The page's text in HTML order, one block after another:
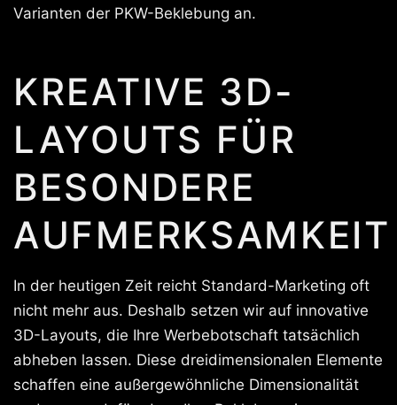
Varianten der PKW-Beklebung an.
KREATIVE 3D-
LAYOUTS FÜR
BESONDERE
AUFMERKSAMKEIT
In der heutigen Zeit reicht Standard-Marketing oft
nicht mehr aus. Deshalb setzen wir auf innovative
3D-Layouts, die Ihre Werbebotschaft tatsächlich
abheben lassen. Diese dreidimensionalen Elemente
schaffen eine außergewöhnliche Dimensionalität